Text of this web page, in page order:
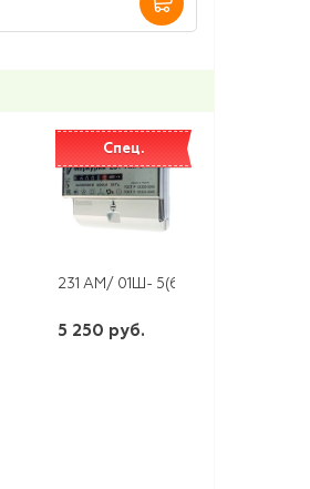
4000К 800ЛМ КРУГ БЕЛ. С ДАТЧ.
Ф/МОНТАЖА 2НО ABB
Спец.
231 АМ/ 01Ш- 5(60)А (КЛ.1,0)
5 250 руб.